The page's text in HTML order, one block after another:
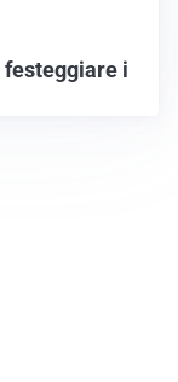
festeggiare i